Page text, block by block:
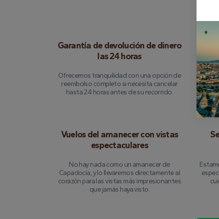
Garantía de devolución de dinero
las 24 horas
Ofrecemos tranquilidad con una opción de
reembolso completo si necesita cancelar
hasta 24 horas antes de su recorrido.
Cada
por lo
Vuelos del amanecer con vistas
espectaculares
No hay nada como un amanecer de
Capadocia, y lo llevaremos directamente al
corazón para las vistas más impresionantes
que jamás haya visto.